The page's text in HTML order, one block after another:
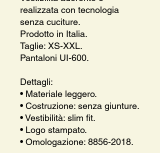
realizzata con tecnologia
senza cuciture.
Prodotto in Italia.
Taglie: XS-XXL.
Pantaloni UI-600.
Dettagli:
• Materiale leggero.
• Costruzione: senza giunture.
• Vestibilità: slim fit.
• Logo stampato.
• Omologazione: 8856-2018.